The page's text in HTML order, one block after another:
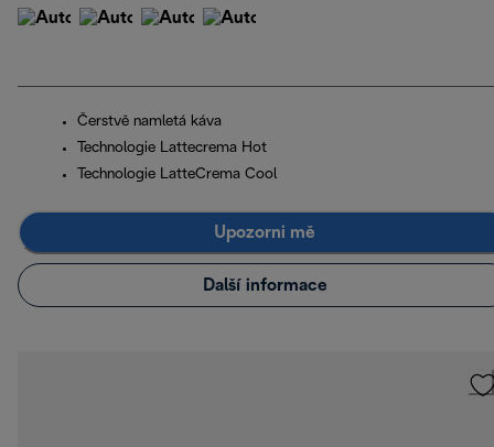
Čerstvě namletá káva
Technologie Lattecrema Hot
Technologie LatteCrema Cool
Upozorni mě
Další informace